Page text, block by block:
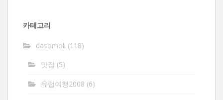
카테고리
dasomoli (118)
맛집 (5)
유럽여행2008 (6)